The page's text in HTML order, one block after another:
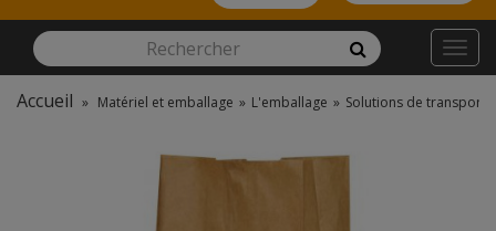
Rechercher Rechercher
Accueil » Matériel et emballage » L'emballage » Solutions de transport